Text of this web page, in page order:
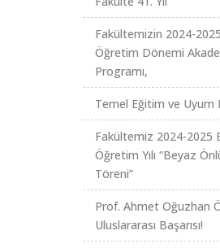
Fakültemizin 2024-
Öğretim Dönemi
Programı,
Temel Eğitim ve Uyum
Fakültemiz 2024-2025
Öğretim Yılı “Beyaz
Töreni”
Prof. Ahmet Oğuzhan
Uluslararası Başarısı!